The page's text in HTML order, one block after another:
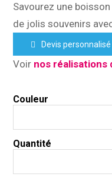
Savourez une
de jolis souvenirs
Devis personnalisé
Voir nos réalisations
Couleur
Quantité